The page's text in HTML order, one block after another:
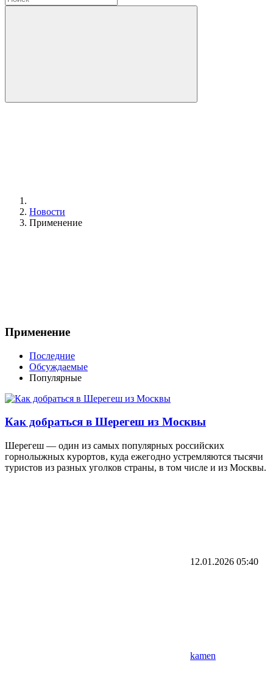
Новости
Применение
Применение
Последние
Обсуждаемые
Популярные
Как добраться в Шерегеш из Москвы
Шерегеш — один из самых популярных российских
горнолыжных курортов, куда ежегодно устремляются тысячи
туристов из разных уголков страны, в том числе и из Москвы.
12.01.2026 05:40
kamen